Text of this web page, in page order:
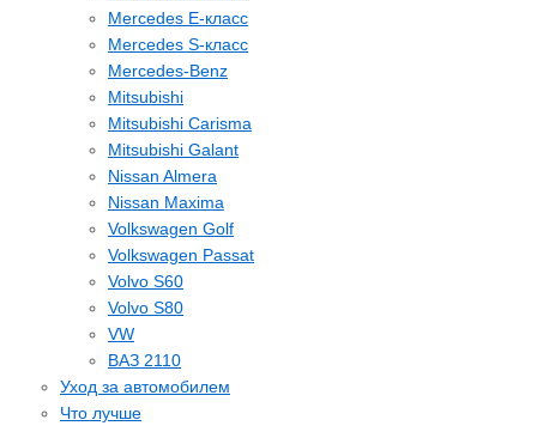
Mercedes E-класс
Mercedes S-класс
Mercedes-Benz
Mitsubishi
Mitsubishi Carisma
Mitsubishi Galant
Nissan Almera
Nissan Maxima
Volkswagen Golf
Volkswagen Passat
Volvo S60
Volvo S80
VW
ВАЗ 2110
Уход за автомобилем
Что лучше